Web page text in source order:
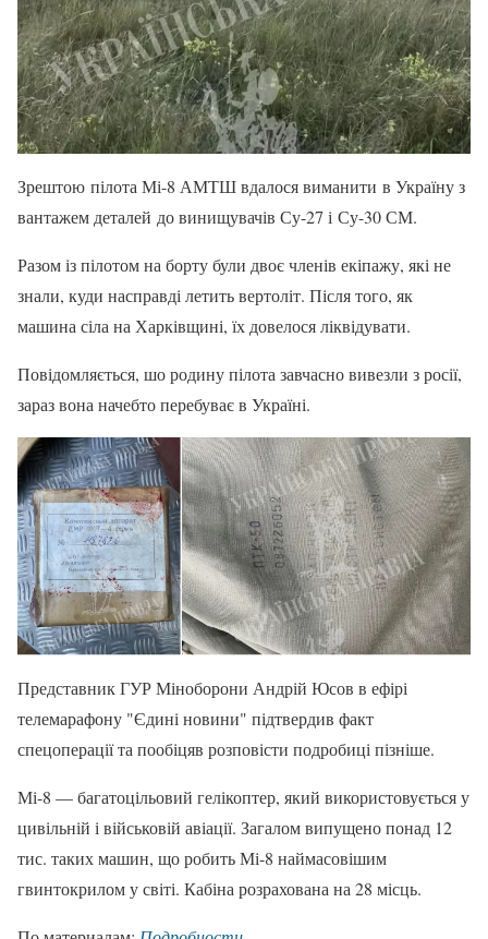
Зрештою пілота Мі-8 АМТШ вдалося виманити в Україну з
вантажем деталей до винищувачів Су-27 і Су-30 СМ.
Разом із пілотом на борту були двоє членів екіпажу, які не
знали, куди насправді летить вертоліт. Після того, як
машина сіла на Харківщині, їх довелося ліквідувати.
Повідомляється, шо родину пілота завчасно вивезли з росії,
зараз вона начебто перебуває в Україні.
Представник ГУР Міноборони Андрій Юсов в ефірі
телемарафону "Єдині новини" підтвердив факт
спецоперації та пообіцяв розповісти подробиці пізніше.
Мі-8 — багатоцільовий гелікоптер, який використовується у
цивільній і військовій авіації. Загалом випущено понад 12
тис. таких машин, що робить Мі-8 наймасовішим
гвинтокрилом у світі. Кабіна розрахована на 28 місць.